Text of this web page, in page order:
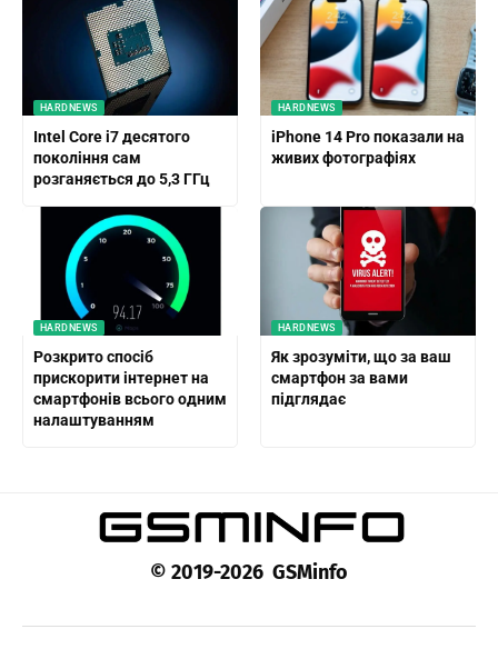
HARDNEWS
Intel Core i7 десятого
покоління сам
розганяється до 5,3 ГГц
HARDNEWS
iPhone 14 Pro показали на
живих фотографіях
HARDNEWS
Розкрито спосіб
прискорити інтернет на
смартфонів всього одним
налаштуванням
HARDNEWS
Як зрозуміти, що за ваш
смартфон за вами
підглядає
© 2019-2026 GSMinfo